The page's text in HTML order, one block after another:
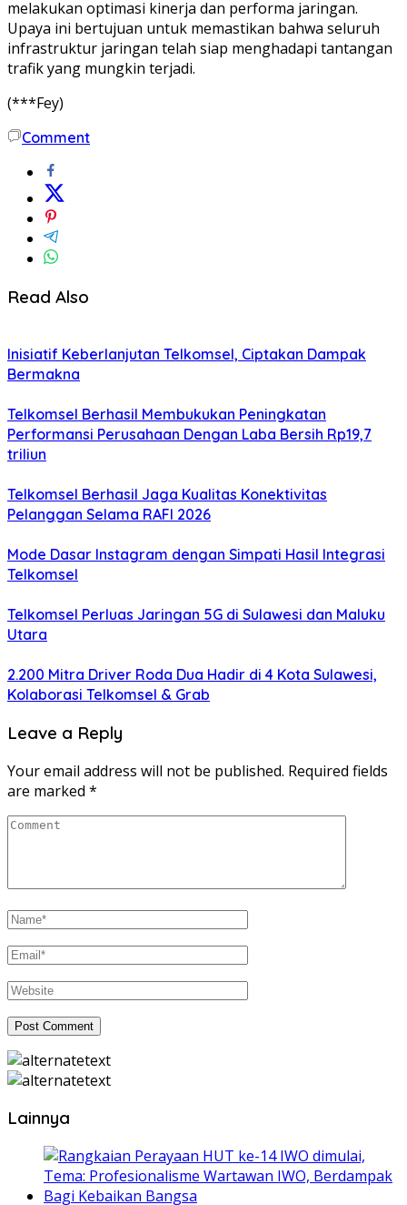
melakukan optimasi kinerja dan performa jaringan.
Upaya ini bertujuan untuk memastikan bahwa seluruh
infrastruktur jaringan telah siap menghadapi tantangan
trafik yang mungkin terjadi.
(***Fey)
Comment
Read Also
Inisiatif Keberlanjutan Telkomsel, Ciptakan Dampak
Bermakna
Telkomsel Berhasil Membukukan Peningkatan
Performansi Perusahaan Dengan Laba Bersih Rp19,7
triliun
Telkomsel Berhasil Jaga Kualitas Konektivitas
Pelanggan Selama RAFI 2026
Mode Dasar Instagram dengan Simpati Hasil Integrasi
Telkomsel
Telkomsel Perluas Jaringan 5G di Sulawesi dan Maluku
Utara
2.200 Mitra Driver Roda Dua Hadir di 4 Kota Sulawesi,
Kolaborasi Telkomsel & Grab
Leave a Reply
Your email address will not be published. Required fields
are marked *
Lainnya